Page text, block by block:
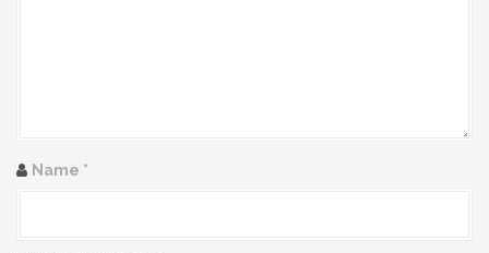
Name *